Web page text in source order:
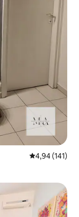
4,94 de uma
4,94 (141)